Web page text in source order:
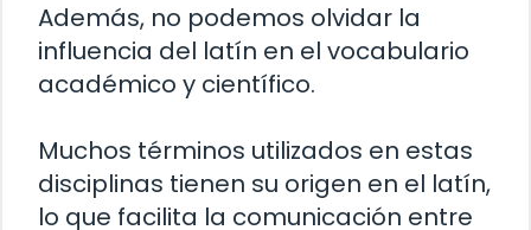
Además, no podemos olvidar la
influencia del latín en el vocabulario
académico y científico.
Muchos términos utilizados en estas
disciplinas tienen su origen en el latín,
lo que facilita la comunicación entre